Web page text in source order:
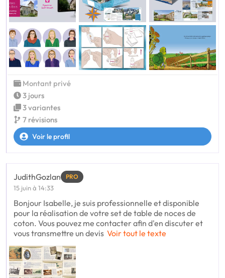
Montant privé
3 jours
3 variantes
7 révisions
Voir le profil
JudithGozlan PRO
15 juin à 14:33
Bonjour Isabelle, je suis professionnelle et disponible
pour la réalisation de votre set de table de noces de
coton. Vous pouvez me contacter afin d'en discuter et
vous transmettre un devis Voir tout le texte